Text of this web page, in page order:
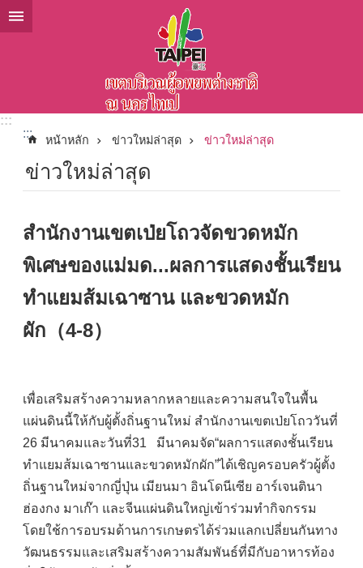
ข้ามไปที่บล็อกเนื้อหาหลัก
:::
:::
หน้าหลัก ข่าวใหม่ล่าสุด ข่าวใหม่ล่าสุด
ข่าวใหม่ล่าสุด
สำนักงานเขตเป่ยโถวจัดขวดหมัก
พิเศษของแม่มด...ผลการแสดงชั้นเรียน
ทำแยมส้มเฉาซาน และขวดหมัก
ผัก（4-8）
เพื่อเสริมสร้างความหลากหลายและความสนใจในพื้น
แผ่นดินนี้ให้กับผู้ตั้งถิ่นฐานใหม่ สำนักงานเขตเป่ยโถววันที่
26 มีนาคมและวันที่31 มีนาคมจัด“ผลการแสดงชั้นเรียน
ทำแยมส้มเฉาซานและขวดหมักผัก”ได้เชิญครอบครัวผู้ตั้ง
ถิ่นฐานใหม่จากญี่ปุ่น เมียนมา อินโดนีเซีย อาร์เจนตินา
ฮ่องกง มาเก๊า และจีนแผ่นดินใหญ่เข้าร่วมทำกิจกรรม
โดยใช้การอบรมด้านการเกษตรได้ร่วมแลกเปลี่ยนกันทาง
วัฒนธรรมและเสริมสร้างความสัมพันธ์ที่มีกับอาหารท้อง